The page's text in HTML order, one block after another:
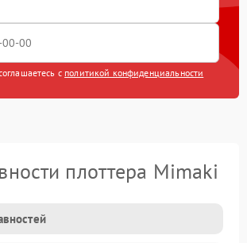
с политикой конфиденциальности
плоттера Mimaki